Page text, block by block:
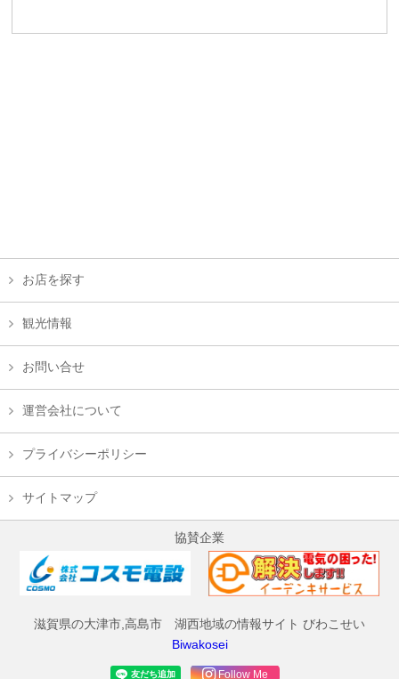
お店を探す
観光情報
お問い合せ
運営会社について
プライバシーポリシー
サイトマップ
協賛企業
滋賀県の大津市,高島市 湖西地域の情報サイト びわこせい
Biwakosei
Follow Me